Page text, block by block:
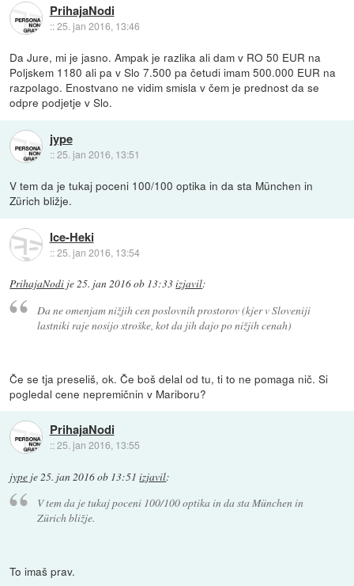
PrihajaNodi
::25. jan 2016, 13:46
Da Jure, mi je jasno. Ampak je razlika ali dam v RO 50 EUR na
Poljskem 1180 ali pa v Slo 7.500 pa četudi imam 500.000 EUR na
razpolago. Enostvano ne vidim smisla v čem je prednost da se
odpre podjetje v Slo.
jype
::25. jan 2016, 13:51
V tem da je tukaj poceni 100/100 optika in da sta München in
Zürich bližje.
Ice-Heki
::25. jan 2016, 13:54
PrihajaNodi je25. jan 2016 ob 13:33izjavil:
Da ne omenjam nižjih cen poslovnih prostorov (kjer v Sloveniji
lastniki raje nosijo stroške, kot da jih dajo po nižjih cenah)
Če se tja preseliš, ok. Če boš delal od tu, ti to ne pomaga nič. Si
pogledal cene nepremičnin v Mariboru?
PrihajaNodi
::25. jan 2016, 13:55
jype je25. jan 2016 ob 13:51 izjavil:
V tem da je tukaj poceni 100/100 optika in da sta München in
Zürich bližje.
To imaš prav.